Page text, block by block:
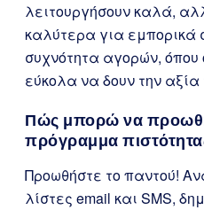
λειτουργήσουν καλά,
καλύτερα για
συχνότητα αγορών,
εύκολα να δουν την αξία
Πώς μπορώ να
πρόγραμμα
Προωθήστε το παντού!
λίστες email και SMS,